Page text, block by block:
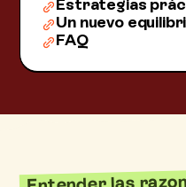
Estrategias
Un nuevo
FAQ